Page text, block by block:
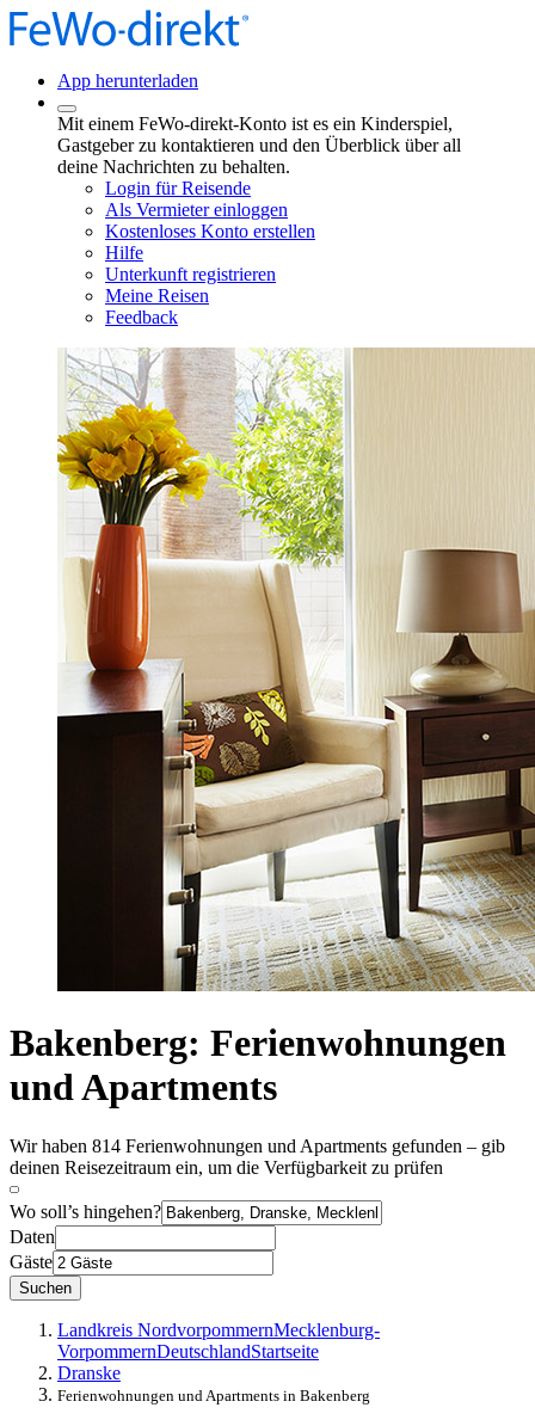
App herunterladen
Mit einem FeWo-direkt-Konto ist es ein Kinderspiel,
Gastgeber zu kontaktieren und den Überblick über all
deine Nachrichten zu behalten.
Login für Reisende
Als Vermieter einloggen
Kostenloses Konto erstellen
Hilfe
Unterkunft registrieren
Meine Reisen
Feedback
Bakenberg: Ferienwohnungen
und Apartments
Wir haben 814 Ferienwohnungen und Apartments gefunden – gib
deinen Reisezeitraum ein, um die Verfügbarkeit zu prüfen
Wo soll’s hingehen?
Daten
Gäste
Suchen
Landkreis NordvorpommernMecklenburg-
VorpommernDeutschlandStartseite
Dranske
Ferienwohnungen und Apartments in Bakenberg